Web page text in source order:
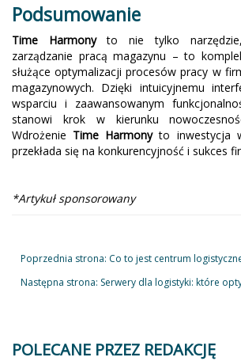
Podsumowanie
Time Harmonyto nie tylko
zarządzanie pracą magazynu – to
służące optymalizacji procesów pracy w
magazynowych. Dzięki intuicyjnemu
wsparciu i zaawansowanym
stanowi krok w kierunku
Wdrożenie Time Harmonyto inwestycja
przekłada się na konkurencyjność i sukces
*Artykuł sponsorowany
Poprzednia strona: Co to jest centrum
Następna strona: Serwery dla logistyki: które
POLECANE PRZEZ REDAKCJĘ